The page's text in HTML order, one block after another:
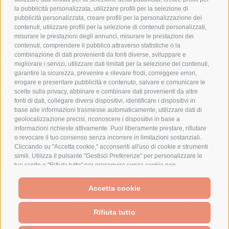
la pubblicità personalizzata, utilizzare profili per la selezione di
pubblicità personalizzata, creare profili per la personalizzazione dei
contenuti, utilizzare profili per la selezione di contenuti personalizzati,
misurare le prestazioni degli annunci, misurare le prestazioni dei
contenuti, comprendere il pubblico attraverso statistiche o la
combinazione di dati provenienti da fonti diverse, sviluppare e
migliorare i servizi, utilizzare dati limitati per la selezione dei contenuti,
garantire la sicurezza, prevenire e rilevare frodi, correggere errori,
erogare e presentare pubblicità e contenuto, salvare e comunicare le
scelte sulla privacy, abbinare e combinare dati provenienti da altre
fonti di dati, collegare diversi dispositivi, identificare i dispositivi in
base alle informazioni trasmesse automaticamente, utilizzare dati di
geolocalizzazione precisi, riconoscere i dispositivi in base a
informazioni richieste attivamente. Puoi liberamente prestare, rifiutare
o revocare il tuo consenso senza incorrere in limitazioni sostanziali.
Cliccando su "Accetta cookie," acconsenti all'uso di cookie e strumenti
simili. Utilizza il pulsante "Gestisci Preferenze" per personalizzare le
tue scelte o "Rifiuta tutto" per proseguire senza cookie non
sull'icona dello scudo in basso a sinistra. Le tue preferenze si
applicheranno al solo dispositivo in uso.
Accetta cookie
Rifiuta tutto
AZIENDA
CHI SIAMO
MARCHI TRATTATI
CONDOMINI
Bonifico
Bancario
SPESA ELETTRICA SOCIETA CONSORTILE A RESPONSABILITA LIMITATA - VIALE
MILANOFIORI, STRADA 4 - PALAZZO A5 20057, ASSAGO MILANO - PARTITA IVA
Powered byBigCommerce
We use cookies (and other similar technologies) to collect data
to improve your shopping experience.
By using our website,
you're agreeing to the collection of data as described in our
Privacy Policy.